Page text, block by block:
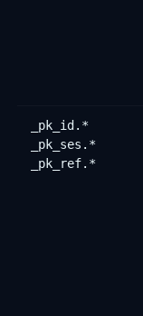
_pk_id.*
_pk_ses.*
_pk_ref.*